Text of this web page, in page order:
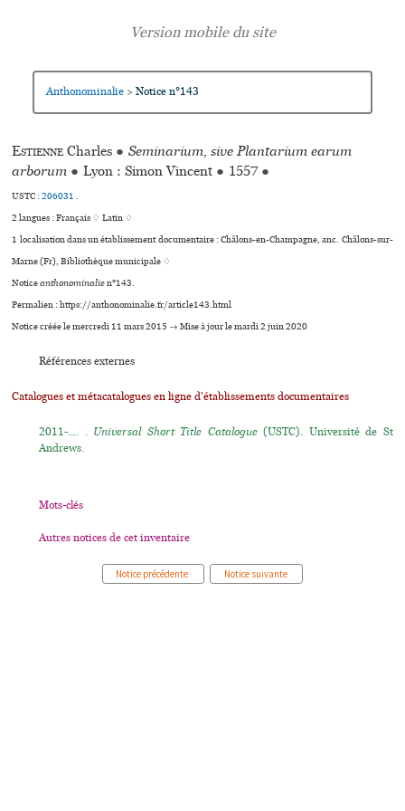
Anthonominalie > Notice n°143
Estienne Charles ● Seminarium, sive Plantarium earum
arborum ● Lyon : Simon Vincent ● 1557 ●
USTC :206031.
2 langues :Français ♢Latin ♢
1 localisation dans un établissement documentaire : Châlons-en-Champagne, anc. Châlons-sur-
Marne (Fr), Bibliothèque muni­ci­pale ♢
Noticeanthonominalien°143.
Permalien : https://anthonominalie.fr/article143.html
Notice créée le mercredi 11 mars 2015 → Mise à jour le mardi 2 juin 2020
Références externes
Catalogues et métacatalogues en ligne d'établissements documentaires
2011-.... . Universal Short Title Catalogue(USTC). Université de St
Andrews.
Mots-clés
Autres notices de cet inventaire
Notice précédente Notice suivante